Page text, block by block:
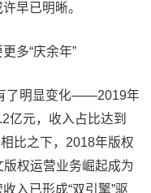
早已明晰。
多“庆余年”
了明显变化——2019年
亿元，收入占比达到
比之下，2018年版权
权运营业务崛起成为
入已形成“双引擎”驱